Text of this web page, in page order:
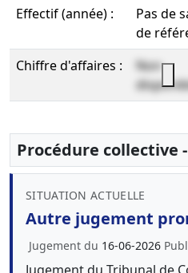
Effectif (année) :
Pas de
de
Chiffre d'affaires :
Non
Procédure collective
SITUATION ACTUELLE
Autre jugement
Jugement du 16-06-2026